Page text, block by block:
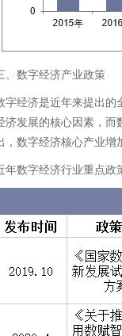
、数字经济产业政策
字经济是近年来提出的
济发展的核心因素，而
，数字经济核心产业增
年数字经济行业重点政